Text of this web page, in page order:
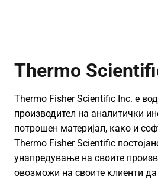
Thermo
Thermo Fisher Scientific Inc. е
производител на аналитички
потрошен материјал, како и
Thermo Fisher Scientific
унапредување на своите
овозможи на своите клиенти да